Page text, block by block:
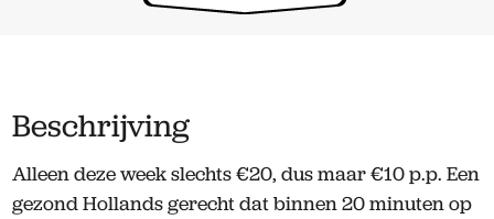
Beschrijving
Alleen deze week slechts €20, dus maar €10 p.p. Een
gezond Hollands gerecht dat binnen 20 minuten op